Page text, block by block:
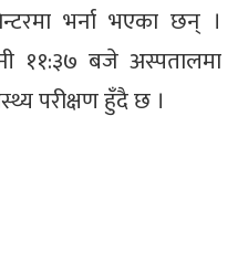
भर्ना भएका छन् ।
११:३७ बजे अस्पतालमा
परीक्षण हुँदै छ ।